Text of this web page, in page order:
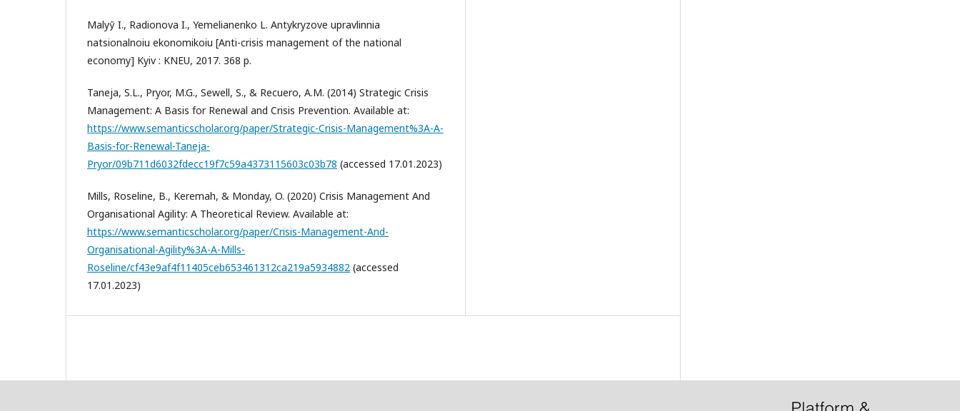
Malyy̆ I., Radionova I., Yemelianenko L. Antykryzove upravlinnia
natsionalnoiu ekonomikoiu [Anti-crisis management of the national
economy] Kyiv : KNEU, 2017. 368 p.
Taneja, S.L., Pryor, M.G., Sewell, S., & Recuero, A.M. (2014) Strategic Crisis
Management: A Basis for Renewal and Crisis Prevention. Available at:
https://www.semanticscholar.org/paper/Strategic-Crisis-Management%3A-A-
Basis-for-Renewal-Taneja-
Pryor/09b711d6032fdecc19f7c59a4373115603c03b78 (accessed 17.01.2023)
Mills, Roseline, B., Keremah, & Monday, O. (2020) Crisis Management And
Organisational Agility: A Theoretical Review. Available at:
https://www.semanticscholar.org/paper/Crisis-Management-And-
Organisational-Agility%3A-A-Mills-
Roseline/cf43e9af4f11405ceb653461312ca219a5934882 (accessed
17.01.2023)